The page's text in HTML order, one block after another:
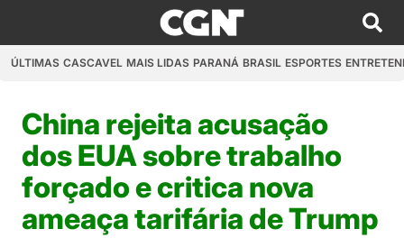
ÚLTIMAS CASCAVEL MAIS LIDAS PARANÁ BRASIL ESPORTES
China rejeita acusação
dos EUA sobre trabalho
forçado e critica nova
ameaça tarifária de Trump